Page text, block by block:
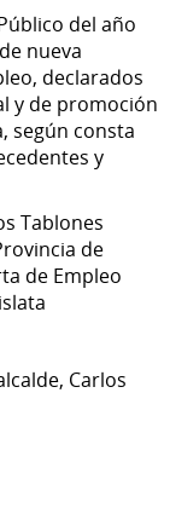
del año
nueva
declarados
y de promoción
según consta
y
Tablones
de
de Empleo
Carlos